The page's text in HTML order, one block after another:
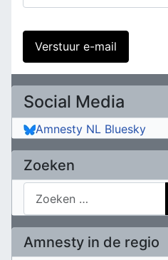
Verstuur e-mail
Social Media
Amnesty NL Bluesky
Zoeken
Zoeken
Amnesty in de regio